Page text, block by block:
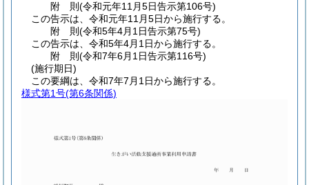
附 則(令和元年11月5日告示第106号)
この告示は、令和元年11月5日から施行する。
附 則(令和5年4月1日告示第75号)
この告示は、令和5年4月1日から施行する。
附 則(令和7年6月1日告示第116号)
(施行期日)
この要綱は、令和7年7月1日から施行する。
様式第1号(第6条関係)